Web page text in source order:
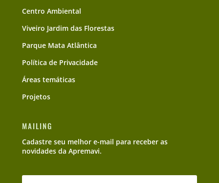
Centro Ambiental
Viveiro Jardim das Florestas
Parque Mata Atlântica
Política de Privacidade
Áreas temáticas
Projetos
MAILING
Cadastre seu melhor e-mail para receber as
novidades da Apremavi.